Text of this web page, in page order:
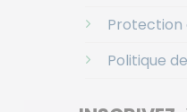
Protection
Politique